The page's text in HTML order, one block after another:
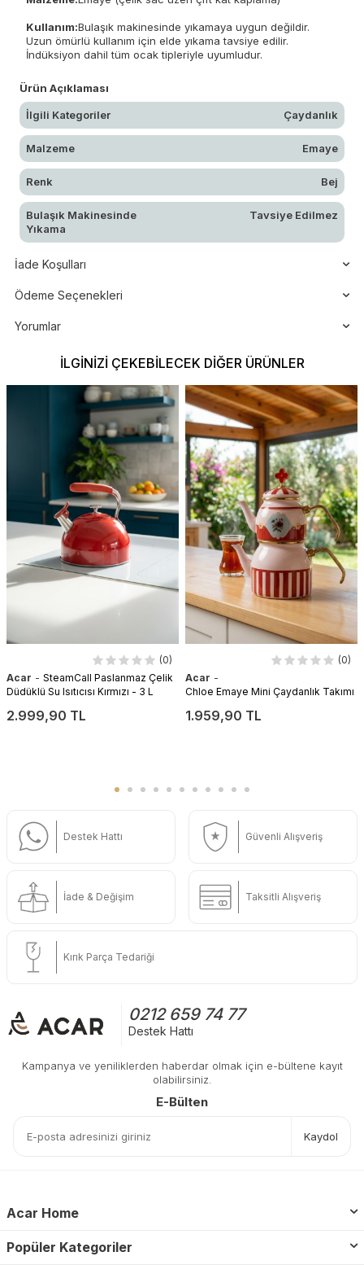
Kullanım:Bulaşık makinesinde yıkamaya uygun değildir.
Uzun ömürlü kullanım için elde yıkama tavsiye edilir.
İndüksiyon dahil tüm ocak tipleriyle uyumludur.
Ürün Açıklaması
İlgili Kategoriler Çaydanlık
Malzeme Emaye
Renk Bej
Bulaşık Makinesinde
Yıkama
Tavsiye Edilmez
İade Koşulları
Ödeme Seçenekleri
Yorumlar
İLGINIZI ÇEKEBILECEK DIĞER ÜRÜNLER
(0)
Acar - SteamCall Paslanmaz Çelik
Düdüklü Su Isıtıcısı Kırmızı - 3 L
2.999,90 TL
(0)
Acar -
Chloe Emaye Mini Çaydanlık Takımı
1.959,90 TL
Destek Hattı Güvenli Alışveriş
İade & Değişim Taksitli Alışveriş
Kırık Parça Tedariği
0212 659 74 77
Destek Hattı
Kampanya ve yeniliklerden haberdar olmak için e-bültene kayıt
olabilirsiniz.
E-Bülten
Kaydol
Acar Home
Popüler Kategoriler